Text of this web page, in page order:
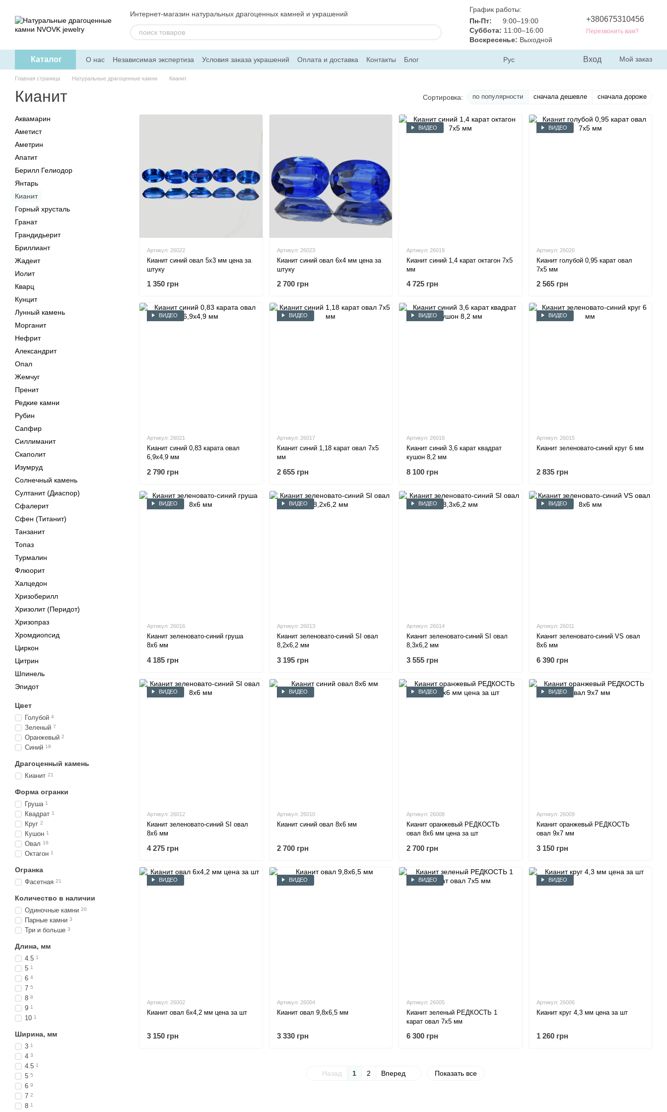
Интернет-магазин натуральных драгоценных камней и украшений
График работы:
Пн-Пт:
9:00–19:00
Суббота: 11:00–16:00
Воскресенье: Выходной
+380675310456
Перезвонить вам?
Каталог О нас Независимая экспертиза Условия заказа украшений Оплата и доставка Контакты
Блог
Дисконтная программа
Рус Вход Мой заказ
Главная страница Натуральные драгоценные камни Кианит
Кианит Сортировка: по популярности сначала дешевле сначала дороже
Артикул: 26022
Кианит синий овал 5х3 мм цена за
штуку
1 350 грн
Артикул: 26023
Кианит синий овал 6х4 мм цена за
штуку
2 700 грн
ВИДЕО
Артикул: 26019
Кианит синий 1,4 карат октагон 7х5
мм
4 725 грн
ВИДЕО
Артикул: 26020
Кианит голубой 0,95 карат овал
7х5 мм
2 565 грн
ВИДЕО
Артикул: 26021
Кианит синий 0,83 карата овал
6,9х4,9 мм
2 790 грн
ВИДЕО
Артикул: 26017
Кианит синий 1,18 карат овал 7х5
мм
2 655 грн
ВИДЕО
Артикул: 26018
Кианит синий 3,6 карат квадрат
кушон 8,2 мм
8 100 грн
ВИДЕО
Артикул: 26015
Кианит зеленовато-синий круг 6 мм
2 835 грн
ВИДЕО
Артикул: 26016
Кианит зеленовато-синий груша
8х6 мм
4 185 грн
ВИДЕО
Артикул: 26013
Кианит зеленовато-синий SI овал
8,2х6,2 мм
3 195 грн
ВИДЕО
Артикул: 26014
Кианит зеленовато-синий SI овал
8,3х6,2 мм
3 555 грн
ВИДЕО
Артикул: 26011
Кианит зеленовато-синий VS овал
8х6 мм
6 390 грн
ВИДЕО
Артикул: 26012
Кианит зеленовато-синий SI овал
8х6 мм
4 275 грн
ВИДЕО
Артикул: 26010
Кианит синий овал 8х6 мм
2 700 грн
ВИДЕО
Артикул: 26008
Кианит оранжевый РЕДКОСТЬ
овал 8х6 мм цена за шт
2 700 грн
ВИДЕО
Артикул: 26009
Кианит оранжевый РЕДКОСТЬ
овал 9х7 мм
3 150 грн
ВИДЕО
Артикул: 26002
Кианит овал 6х4,2 мм цена за шт
3 150 грн
ВИДЕО
Артикул: 26004
Кианит овал 9,8х6,5 мм
3 330 грн
ВИДЕО
Артикул: 26005
Кианит зеленый РЕДКОСТЬ 1
карат овал 7х5 мм
6 300 грн
ВИДЕО
Артикул: 26006
Кианит круг 4,3 мм цена за шт
1 260 грн
Назад 1 2 Вперед Показать все
Аквамарин
Аметист
Аметрин
Апатит
Берилл Гелиодор
Янтарь
Кианит
Горный хрусталь
Гранат
Грандидьерит
Бриллиант
Жадеит
Иолит
Кварц
Кунцит
Лунный камень
Морганит
Нефрит
Александрит
Опал
Жемчуг
Пренит
Редкие камни
Рубин
Сапфир
Силлиманит
Скаполит
Изумруд
Солнечный камень
Султанит (Диаспор)
Сфалерит
Сфен (Титанит)
Танзанит
Топаз
Турмалин
Флюорит
Халцедон
Хризоберилл
Хризолит (Перидот)
Хризопраз
Хромдиопсид
Циркон
Цитрин
Шпинель
Эпидот
Цвет
Голубой 4
Зеленый 7
Оранжевый 2
Синий 18
Драгоценный камень
Кианит 21
Форма огранки
Груша 1
Квадрат 1
Круг 2
Кушон 1
Овал 16
Октагон 1
Огранка
Фасетная 21
Количество в наличии
Одиночные камни 20
Парные камни 3
Три и больше 3
Длина, мм
4.5 1
5 1
6 4
7 5
8 8
9 1
10 1
Ширина, мм
3 1
4 3
4.5 1
5 5
6 9
7 2
8 1